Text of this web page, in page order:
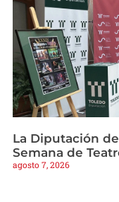
La Diputación
Semana de
agosto 7, 2026